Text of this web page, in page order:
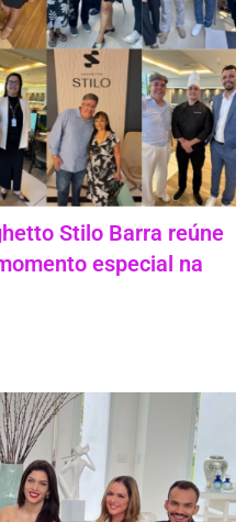
Stilo Barra reúne
especial na